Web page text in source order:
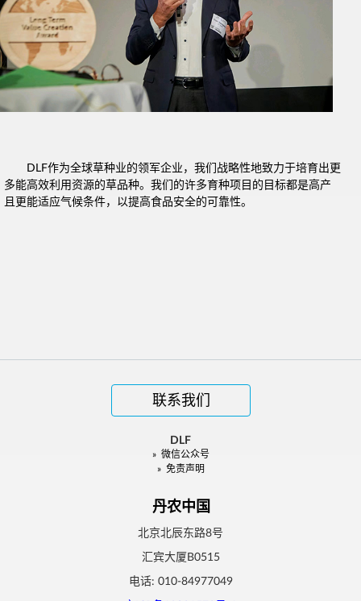
DLF作为全球草种业的领军企业，我们战略性地致力于培育出更
多能高效利用资源的草品种。我们的许多育种项目的目标都是高产
且更能适应气候条件，以提高食品安全的可靠性。
联系我们
DLF
» 微信公众号
» 免责声明
丹农中国
北京北辰东路8号
汇宾大厦B0515
电话: 010-84977049